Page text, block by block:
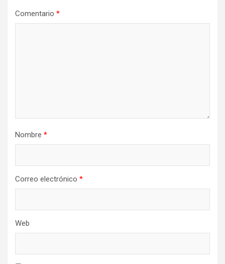
Comentario *
Nombre *
Correo electrónico *
Web